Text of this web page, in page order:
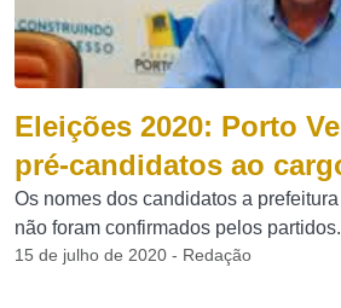
Eleições 2020: Porto
pré-candidatos ao
Os nomes dos candidatos a
não foram confirmados pelos
15 de julho de 2020 - Redação